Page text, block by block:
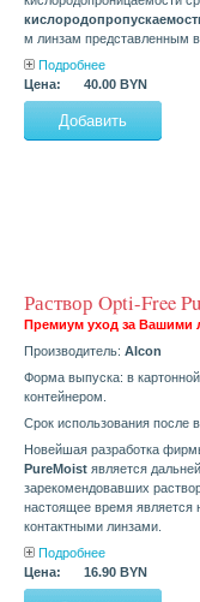
м линзам представленным
Подробнее
40.00 BYN
Цена:
Раствор Opti-Free
Премиум уход за Вашими
Производитель: Alcon
Форма выпуска: в
контейнером.
Срок использования после
Новейшая разработка
PureMoist является
зарекомендовавших
настоящее время является
контактными линзами.
Подробнее
16.90 BYN
Цена: